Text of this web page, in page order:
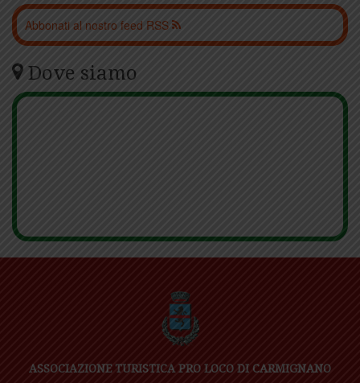
Abbonati al nostro feed RSS
Dove siamo
ASSOCIAZIONE TURISTICA PRO LOCO DI CARMIGNANO